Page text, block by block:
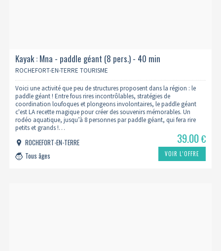
Kayak : Mna - paddle géant (8 pers.) - 40 min
ROCHEFORT-EN-TERRE TOURISME
Voici une activité que peu de structures proposent dans la région : le
paddle géant ! Entre fous rires incontrôlables, stratégies de
coordination loufoques et plongeons involontaires, le paddle géant
c'est LA recette magique pour créer des souvenirs mémorables. Un
rodéo aquatique, jusqu’à 8 personnes par paddle géant, qui fera rire
petits et grands !…
ROCHEFORT-EN-TERRE
Tous âges
39.00€
VOIR L’OFFRE